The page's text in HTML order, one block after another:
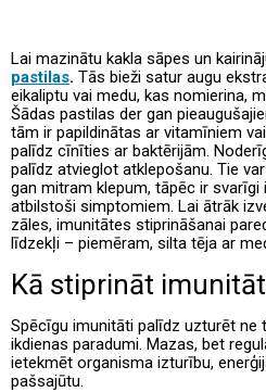
Lai mazinātu kakla sāpes un
pastilas. Tās bieži satur augu
eikaliptu vai medu, kas nomierina,
Šādas pastilas der gan
tām ir papildinātas ar vitamīniem
palīdz cīnīties ar baktērijām.
palīdz atvieglot atklepošanu. Tie
gan mitram klepum, tāpēc ir
atbilstoši simptomiem. Lai ātrāk
zāles, imunitātes stiprināšanai
līdzekļi – piemēram, silta tēja ar
Kā stiprināt
Spēcīgu imunitāti palīdz uzturēt ne
ikdienas paradumi. Mazas, bet
ietekmēt organisma izturību,
pašsajūtu.